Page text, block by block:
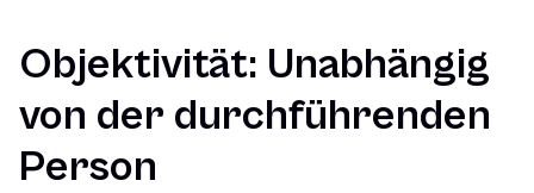
Objektivität: Unabhängig
von der durchführenden
Person